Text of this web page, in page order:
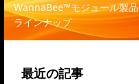
WannaBee™モジュール製品
ラインナップ
最近の記事